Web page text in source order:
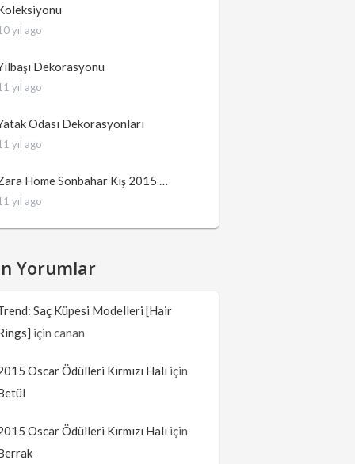
yıl ago
Dekorasyonu
yıl ago
Odası Dekorasyonları
yıl ago
Home Sonbahar Kış 2015 …
yıl ago
Yorumlar
Saç Küpesi Modelleri [Hair
için canan
Oscar Ödülleri Kırmızı Halı için
Oscar Ödülleri Kırmızı Halı için